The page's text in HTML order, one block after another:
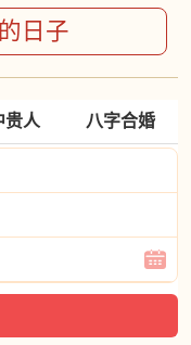
日子
贵人 八字合婚